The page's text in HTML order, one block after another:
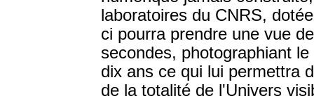
laboratoires du CNRS,
ci pourra prendre une vue
secondes, photographiant
dix ans ce qui lui permettra
de la totalité de l'Univers